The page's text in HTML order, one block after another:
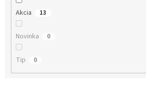
Akcia 13
Novinka 0
Tip 0